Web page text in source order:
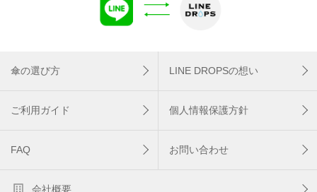
傘の選び方 LINE DROPSの想い
ご利用ガイド 個人情報保護方針
FAQ お問い合わせ
会社概要